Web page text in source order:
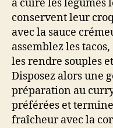
à cuire les légumes
conservent leur
avec la sauce
assemblez les
les rendre souples
Disposez alors une
préparation au
préférées et
fraîcheur avec la